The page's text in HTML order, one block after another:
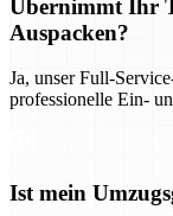
Übernimmt Ihr
Auspacken?
Ja, unser Full-
professionelle Ein-
Ist mein